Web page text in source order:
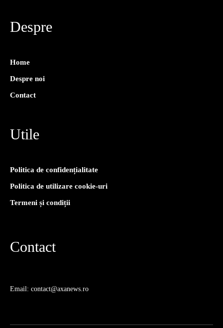
Despre
Home
Despre noi
Contact
Utile
Politica de confidențialitate
Politica de utilizare cookie-uri
Termeni și condiții
Contact
Email: contact@axanews.ro